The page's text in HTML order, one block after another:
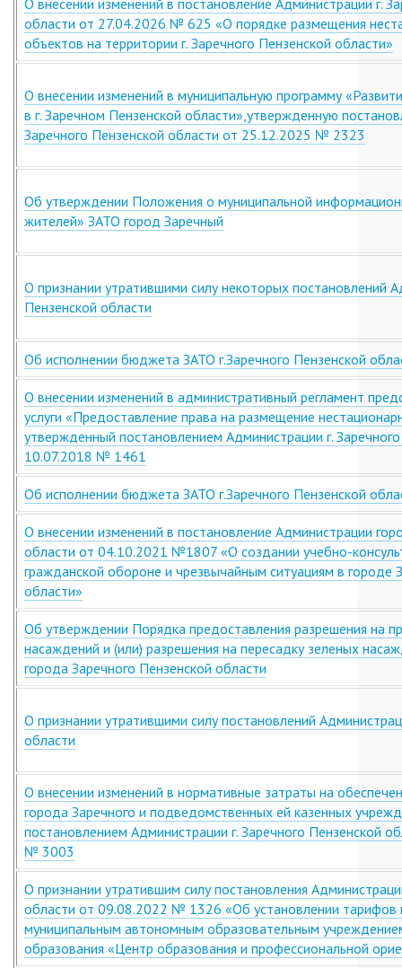
области от 27.04.2026 № 625 «О порядке размещения
объектов на территории г. Заречного Пензенской области»
О внесении изменений в муниципальную программу
в г. Заречном Пензенской области»,утвержденную
Заречного Пензенской области от 25.12.2025 № 2323
Об утверждении Положения о муниципальной
жителей» ЗАТО город Заречный
О признании утратившими силу некоторых постановлений
Пензенской области
Об исполнении бюджета ЗАТО г.Заречного Пензенской
О внесении изменений в административный регламент
услуги «Предоставление права на размещение
утвержденный постановлением Администрации г.
10.07.2018 № 1461
Об исполнении бюджета ЗАТО г.Заречного Пензенской
О внесении изменений в постановление Администрации
области от 04.10.2021 №1807 «О создании учебно-
гражданской обороне и чрезвычайным ситуациям в городе
области»
Об утверждении Порядка предоставления разрешения на
насаждений и (или) разрешения на пересадку зеленых
города Заречного Пензенской области
О признании утратившими силу постановлений
области
О внесении изменений в нормативные затраты на
города Заречного и подведомственных ей казенных
постановлением Администрации г. Заречного Пензенской
№ 3003
О признании утратившим силу постановления
области от 09.08.2022 № 1326 «Об установлении тарифов
муниципальным автономным образовательным
образования «Центр образования и профессиональной